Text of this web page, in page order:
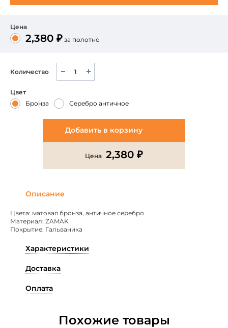
Цена
2,380 ₽ за полотно
Количество
Цвет
Бронза
Серебро античное
Добавить в корзину
Цена 2,380 ₽
Описание
Цвета: матовая бронза, античное серебро
Материал: ZAMAK
Покрытие: Гальваника
Характеристики
Доставка
Оплата
Похожие товары